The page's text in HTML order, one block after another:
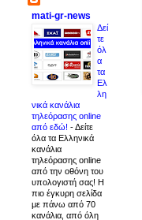
mati-gr-news
Δεί
τε
όλ
α
τα
Ελ
λη
νικά κανάλια
τηλεόρασης online
από εδώ! -Δείτε
όλα τα Ελληνικά
κανάλια
τηλεόρασης online
από την οθόνη του
υπολογιστή σας! Η
πιο έγκυρη σελίδα
με πάνω από 70
κανάλια, από όλη